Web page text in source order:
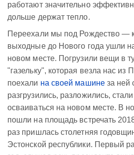
работают значительно
дольше держат тепло.
Переехали мы под Рождество —
выходные до Нового года ушли
новом месте. Погрузили вещи в
"газельку", которая везла нас из
поехали на своей машинеза ней
разгрузились, разложились,
осваиваться на новом месте. В
пошли на площадь встречать
раз пришлась столетняя
Эстонской республики. Первый